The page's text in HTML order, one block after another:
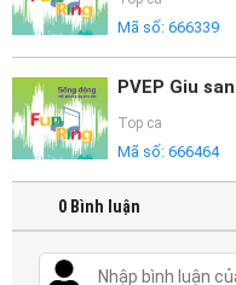
Mã số: 666339
PVEP Giu
Top ca
Mã số: 666464
0 Bình luận